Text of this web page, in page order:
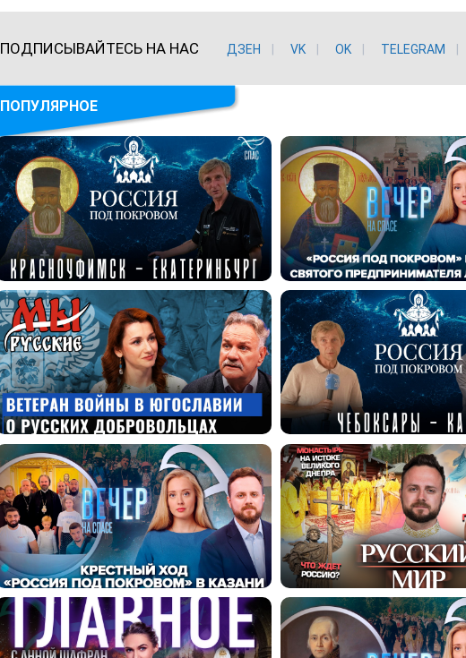
ПОДПИСЫВАЙТЕСЬ НА НАС ДЗЕН VK ОK TELEGRAM
ПОПУЛЯРНОЕ